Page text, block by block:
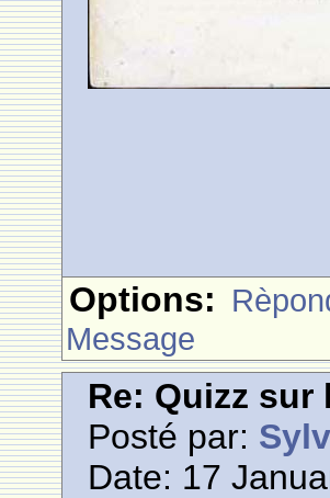
Options:
Message
Re: Quizz sur
Posté par:
Date: 17